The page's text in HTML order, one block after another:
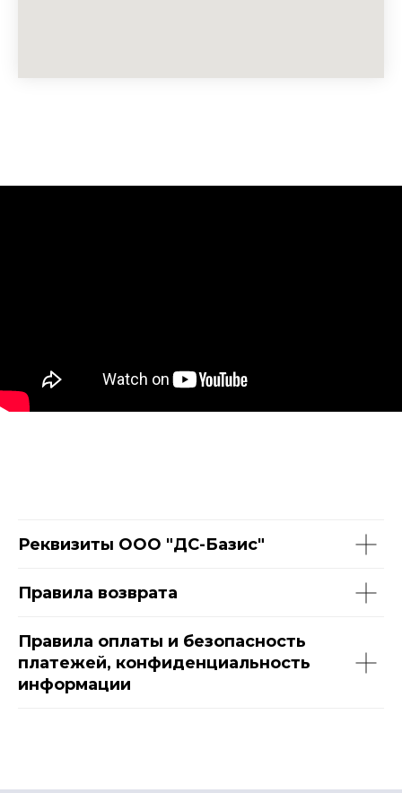
Реквизиты ООО "ДС-Базис"
Правила возврата
Правила оплаты и безопасность
платежей, конфиденциальность
информации